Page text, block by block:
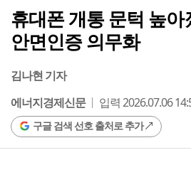
휴대폰 개통 문턱 높
안면인증 의무화
김나현 기자
에너지경제신문
입력 2026.07.06
구글 검색 선호 출처로 추가